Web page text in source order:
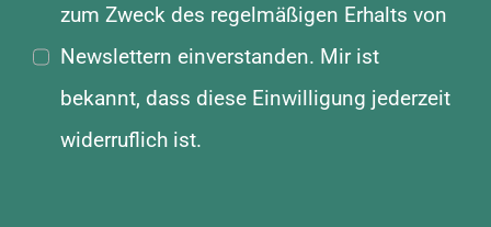
zum Zweck des regelmäßigen Erhalts von
Newslettern einverstanden. Mir ist
bekannt, dass diese Einwilligung jederzeit
widerruflich ist.